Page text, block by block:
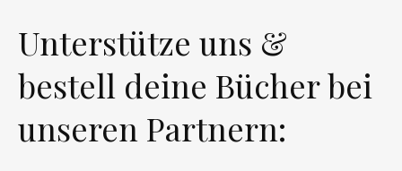
Unterstütze uns &
bestell deine Bücher bei
unseren Partnern: